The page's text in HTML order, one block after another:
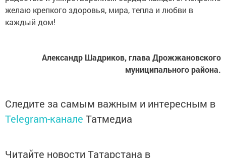
желаю крепкого здоровья, мира, тепла и любви в
каждый дом!
Александр Шадриков, глава Дрожжановского
муниципального района.
Следите за самым важным и интересным в
Telegram-канале Татмедиа
Читайте новости Татарстана в